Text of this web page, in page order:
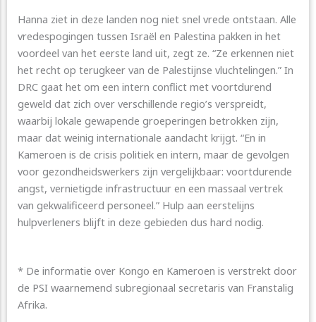
Hanna ziet in deze landen nog niet snel vrede ontstaan. Alle
vredespogingen tussen Israël en Palestina pakken in het
voordeel van het eerste land uit, zegt ze. “Ze erkennen niet
het recht op terugkeer van de Palestijnse vluchtelingen.” In
DRC gaat het om een intern conflict met voortdurend
geweld dat zich over verschillende regio’s verspreidt,
waarbij lokale gewapende groeperingen betrokken zijn,
maar dat weinig internationale aandacht krijgt. “En in
Kameroen is de crisis politiek en intern, maar de gevolgen
voor gezondheidswerkers zijn vergelijkbaar: voortdurende
angst, vernietigde infrastructuur en een massaal vertrek
van gekwalificeerd personeel.” Hulp aan eerstelijns
hulpverleners blijft in deze gebieden dus hard nodig.
* De informatie over Kongo en Kameroen is verstrekt door
de PSI waarnemend subregionaal secretaris van Franstalig
Afrika.